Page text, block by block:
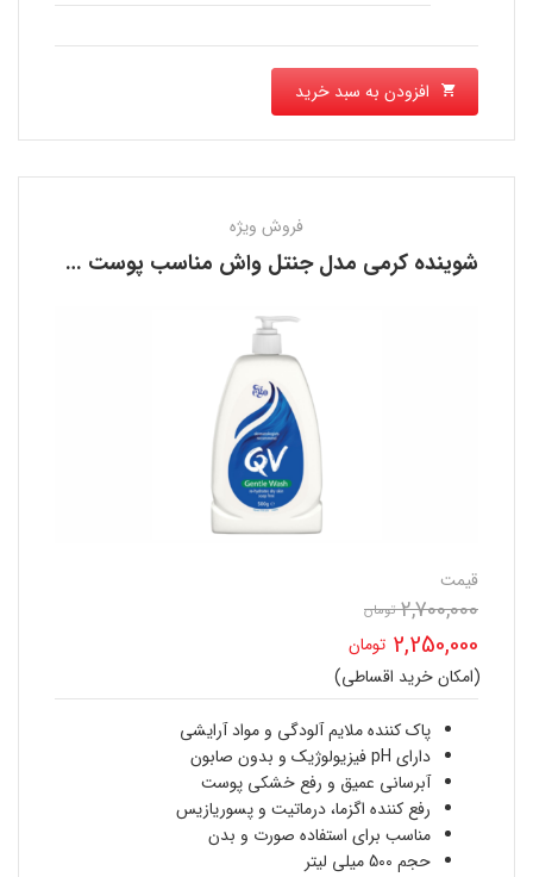
افزودن به سبد خرید
فروش ویژه
شوینده کرمی مدل جنتل واش مناسب پوست خشک کیو وی QV
قیمت
2,700,000 تومان
اصلی
2,700,000 تومان
بود.
2,250,000 تومان
قیمت
فعلی
2,250,000 تومان
است.
(امکان خرید اقساطی)
پاک کننده ملایم آلودگی و مواد آرایشی
دارای pH فیزیولوژیک و بدون صابون
آبرسانی عمیق و رفع خشکی پوست
رفع کننده اگزما، درماتیت و پسوریازیس
مناسب برای استفاده صورت و بدن
حجم 500 میلی لیتر